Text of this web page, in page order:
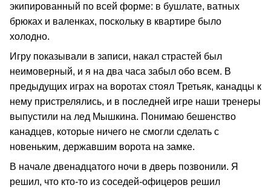
экипированный по всей форме: в бушлате, ватных
брюках и валенках, поскольку в квартире было
холодно.
Игру показывали в записи, накал страстей был
неимоверный, и я на два часа забыл обо всем. В
предыдущих играх на воротах стоял Третьяк, канадцы к
нему пристрелялись, и в последней игре наши тренеры
выпустили на лед Мышкина. Понимаю бешенство
канадцев, которые ничего не смогли сделать с
новеньким, державшим ворота на замке.
В начале двенадцатого ночи в дверь позвонили. Я
решил, что кто-то из соседей-офицеров решил